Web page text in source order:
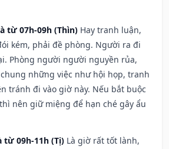
từ 07h-09h (Thìn) Hay tranh luận,
kém, phải đề phòng. Người ra đi
Phòng người người nguyền rủa,
những việc như hội họp, tranh
tránh đi vào giờ này. Nếu bắt buộc
nên giữ miệng để hạn ché gây ẩu
từ 09h-11h (Tị) Là giờ rất tốt lành,